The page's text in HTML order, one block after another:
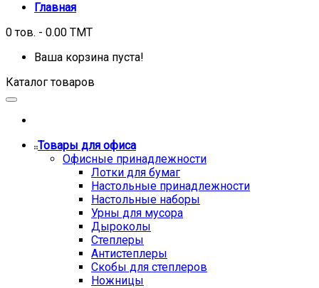
Главная
0 тов. - 0.00 TMT
Ваша корзина пуста!
Каталог товаров
Товары для офиса
Офисные принадлежности
Лотки для бумаг
Настольные принадлежности
Настольные наборы
Урны для мусора
Дыроколы
Степлеры
Антистеплеры
Скобы для степлеров
Ножницы